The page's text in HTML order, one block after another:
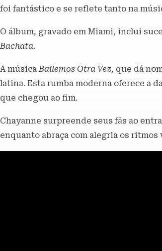
foi fantástico e se reflete tanto na
O álbum, gravado em Miami, inclui
Bachata.
A músicaBailemos Otra Vez, que dá
latina. Esta rumba moderna oferece a
que chegou ao fim.
Chayanne surpreende seus fãs ao
enquanto abraça com alegria os ritmos